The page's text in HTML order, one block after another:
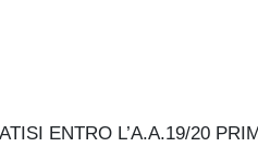
ENTRO L’A.A.19/20